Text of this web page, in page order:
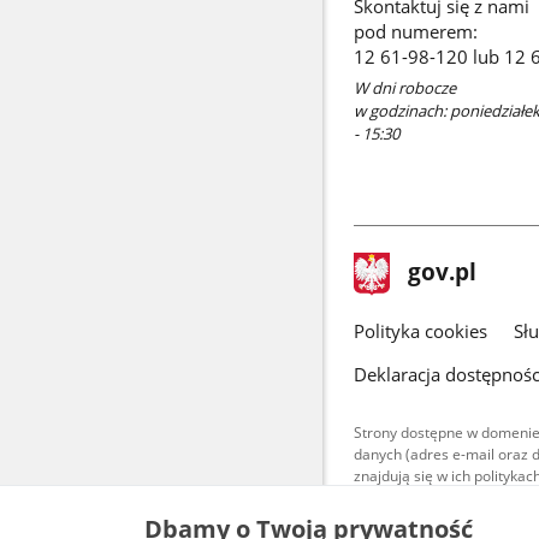
Skontaktuj się z nami
pod numerem:
12 61-98-120 lub 12
W dni robocze
w godzinach:
- 15:30
stopka
gov.pl Strona
gov.pl
gov.pl
Polityka cookies
Deklaracja
Strony dostępne w
danych (adres e-mail oraz
znajdują się w ich
Treści
Dbamy o Twoją prywatność